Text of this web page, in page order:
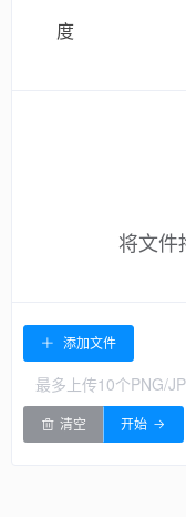
度
将文件
添加文件
最多上传10个PNG/
清空 开始